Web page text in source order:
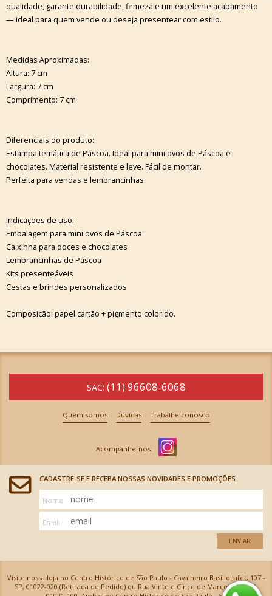
qualidade, garante durabilidade, firmeza e um excelente acabamento
— ideal para quem vende ou deseja presentear com estilo.
Medidas Aproximadas:
Altura: 7 cm
Largura: 7 cm
Comprimento: 7 cm
Diferenciais do produto:
Estampa temática de Páscoa. Ideal para mini ovos de Páscoa e
chocolates. Material resistente e leve. Fácil de montar.
Perfeita para vendas e lembrancinhas.
Indicações de uso:
Embalagem para mini ovos de Páscoa
Caixinha para doces e chocolates
Lembrancinhas de Páscoa
Kits presenteáveis
Cestas e brindes personalizados
Composição: papel cartão + pigmento colorido.
SAC: (11) 96608-6068
Quem somos Dúvidas Trabalhe conosco
CADASTRE-SE E RECEBA NOSSAS NOVIDADES E PROMOÇÕES.
Nome
Email
ENVIAR
Visite nossa loja no Centro Histórico de São Paulo - Cavalheiro Basílio Jafet, 107 -
SP, 01022-020 (Retirada de Pedido) ou Rua Vinte e Cinco de Março, 576 - SP,